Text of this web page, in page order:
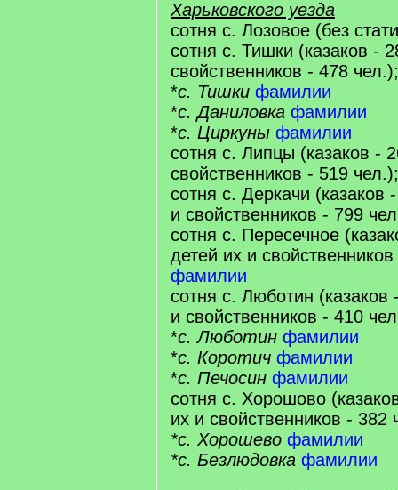
Харьковского уезда
сотня с. Лозовое (без
сотня с. Тишки (казаков -
свойственников - 478 чел.);
*с. Тишки фамилии
*с. Даниловка фамилии
*с. Циркуны фамилии
сотня с. Липцы (казаков -
свойственников - 519
сотня с. Деркачи (казаков
и свойственников - 799
сотня с. Пересечное
детей их и
фамилии
сотня с. Люботин (казаков
и свойственников - 410
*с. Люботин фамилии
*с. Коротич фамилии
*с. Печосин фамилии
сотня с. Хорошово
их и свойственников - 382
*с. Хорошево фамилии
*с. Безлюдовка фамилии